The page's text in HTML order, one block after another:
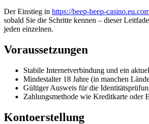
Der Einstieg in https://beep-beep-
sobald Sie die Schritte kennen – dieser
jeden einzelnen.
Voraussetzungen
Stabile Internetverbindung und ein
Mindestalter 18 Jahre (in manchen
Gültiger Ausweis für die
Zahlungsmethode wie Kreditkarte oder
Kontoerstellung